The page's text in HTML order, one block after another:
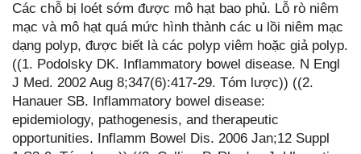
Các chỗ bị loét sớm được mô hạt bao phủ. Lỗ rò niêm
mạc và mô hạt quá mức hình thành các u lồi niêm mạc
dạng polyp, được biết là các polyp viêm hoặc giả polyp.
((1. Podolsky DK. Inflammatory bowel disease. N Engl
J Med. 2002 Aug 8;347(6):417-29. Tóm lược)) ((2.
Hanauer SB. Inflammatory bowel disease:
epidemiology, pathogenesis, and therapeutic
opportunities. Inflamm Bowel Dis. 2006 Jan;12 Suppl